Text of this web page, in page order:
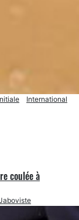
International
coulée à